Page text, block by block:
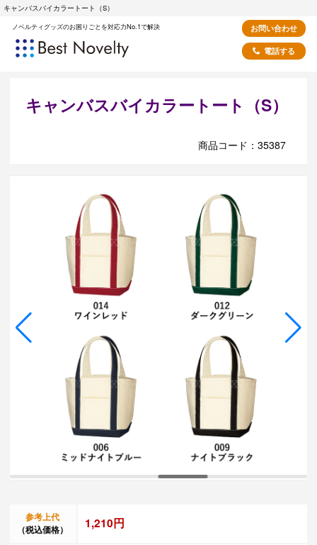
キャンバスバイカラートート（S）
ノベルティグッズのお困りごとを対応力No.1で解決
お問い合わせ
電話する
キャンバスバイカラートート（S）
商品コード：35387
参考上代
（税込価格）
1,210円